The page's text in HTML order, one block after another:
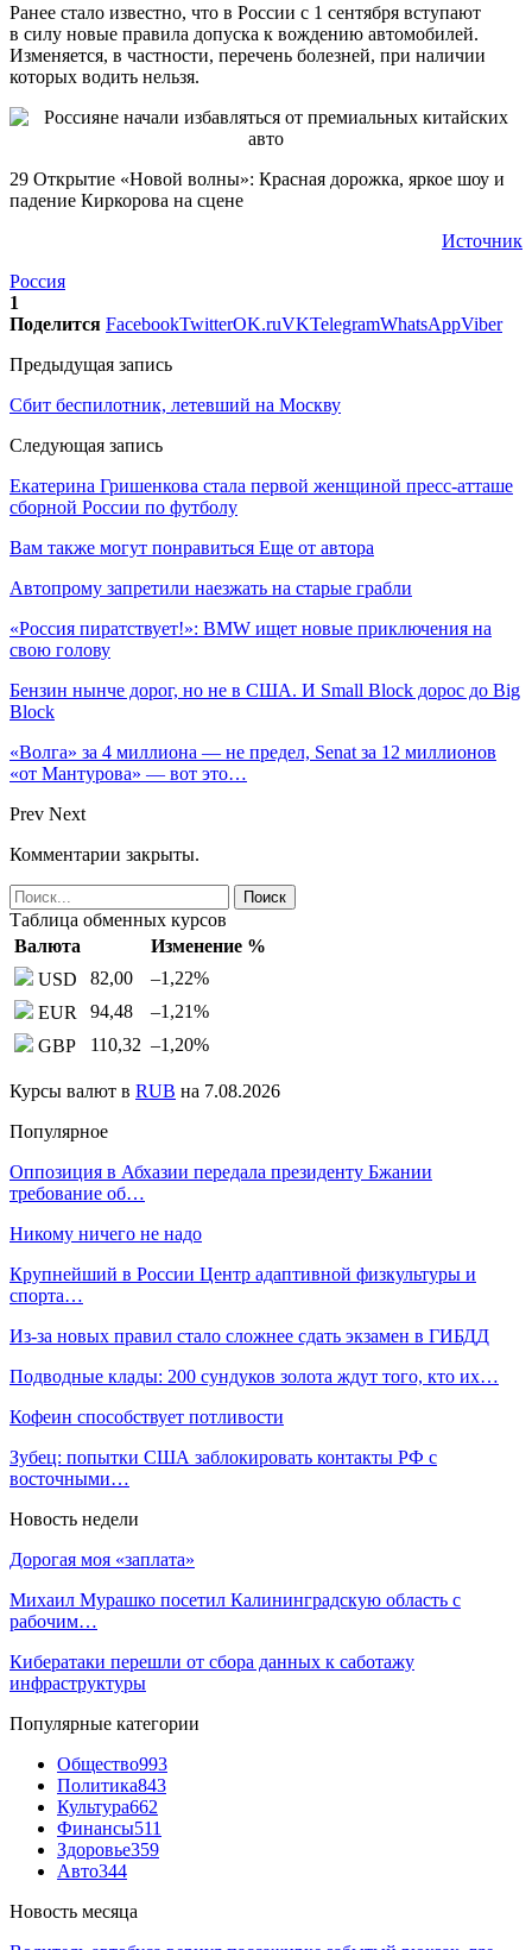
Ранее стало известно, что в России с 1 сентября вступают
в силу новые правила допуска к вождению автомобилей.
Изменяется, в частности, перечень болезней, при наличии
которых водить нельзя.
29 Открытие «Новой волны»: Красная дорожка, яркое шоу и
падение Киркорова на сцене
Источник
Россия
1
Поделится FacebookTwitterOK.ruVKTelegramWhatsAppViber
Предыдущая запись
Сбит беспилотник, летевший на Москву
Следующая запись
Екатерина Гришенкова стала первой женщиной пресс-атташе
сборной России по футболу
Вам также могут понравиться Еще от автора
Автопрому запретили наезжать на старые грабли
«Россия пиратствует!»: BMW ищет новые приключения на
свою голову
Бензин нынче дорог, но не в США. И Small Block дорос до Big
Block
«Волга» за 4 миллиона — не предел, Senat за 12 миллионов
«от Мантурова» — вот это…
Prev Next
Комментарии закрыты.
Таблица обменных курсов
Валюта
Изменение %
USD
82,00 –1,22%
EUR
94,48 –1,21%
GBP
110,32 –1,20%
Курсы валют в RUB на 7.08.2026
Популярное
Оппозиция в Абхазии передала президенту Бжании
требование об…
Никому ничего не надо
Крупнейший в России Центр адаптивной физкультуры и
спорта…
Из-за новых правил стало сложнее сдать экзамен в ГИБДД
Подводные клады: 200 сундуков золота ждут того, кто их…
Кофеин способствует потливости
Зубец: попытки США заблокировать контакты РФ с
восточными…
Новость недели
Дорогая моя «заплата»
Михаил Мурашко посетил Калининградскую область с
рабочим…
Кибератаки перешли от сбора данных к саботажу
инфраструктуры
Популярные категории
Общество993
Политика843
Культура662
Финансы511
Здоровье359
Авто344
Новость месяца